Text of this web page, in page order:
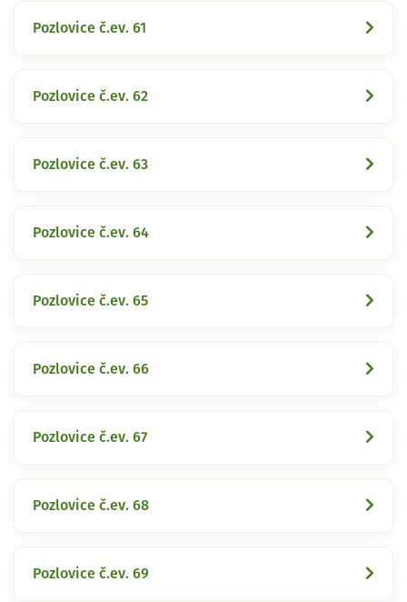
Pozlovice č.ev. 61
Pozlovice č.ev. 62
Pozlovice č.ev. 63
Pozlovice č.ev. 64
Pozlovice č.ev. 65
Pozlovice č.ev. 66
Pozlovice č.ev. 67
Pozlovice č.ev. 68
Pozlovice č.ev. 69